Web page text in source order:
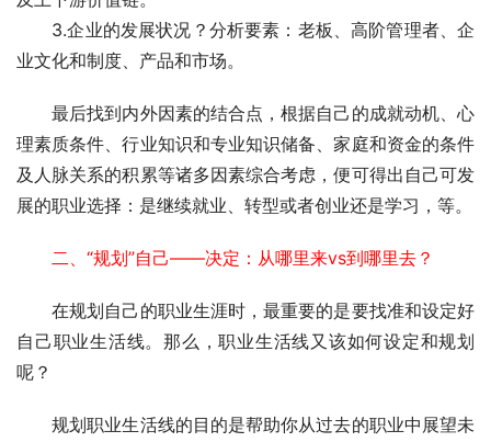
3.企业的发展状况？分析要素：老板、高阶管理者、企
业文化和制度、产品和市场。
最后找到内外因素的结合点，根据自己的成就动机、心
理素质条件、行业知识和专业知识储备、家庭和资金的条件
及人脉关系的积累等诸多因素综合考虑，便可得出自己可发
展的职业选择：是继续就业、转型或者创业还是学习，等。
二、“规划”自己——决定：从哪里来vs到哪里去？
在规划自己的职业生涯时，最重要的是要找准和设定好
自己职业生活线。那么，职业生活线又该如何设定和规划
呢？
规划职业生活线的目的是帮助你从过去的职业中展望未